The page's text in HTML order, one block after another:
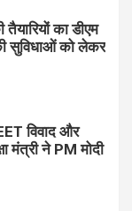
का डीएम
सुविधाओं को लेकर
विवाद और
मंत्री ने PM मोदी